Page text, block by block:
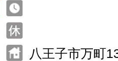
八王子市万町